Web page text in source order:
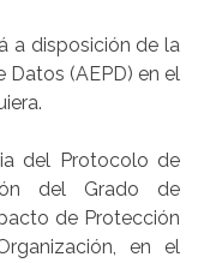
a disposición de la
Datos (AEPD) en el
del Protocolo de
del Grado de
de Protección
en el